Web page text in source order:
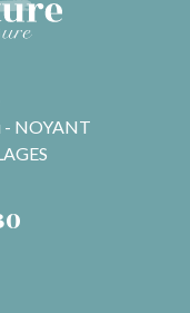
- NOYANT